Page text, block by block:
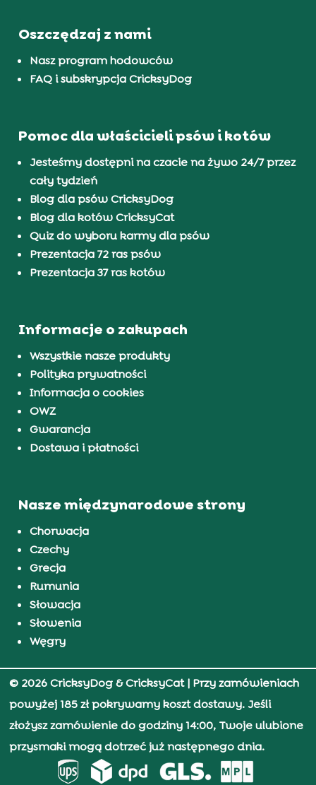
Oszczędzaj z nami
Nasz program hodowców
FAQ i subskrypcja CricksyDog
Pomoc dla właścicieli psów i kotów
Jesteśmy dostępni na czacie na żywo 24/7 przez
cały tydzień
Blog dla psów CricksyDog
Blog dla kotów CricksyCat
Quiz do wyboru karmy dla psów
Prezentacja 72 ras psów
Prezentacja 37 ras kotów
Informacje o zakupach
Wszystkie nasze produkty
Polityka prywatności
Informacja o cookies
OWZ
Gwarancja
Dostawa i płatności
Nasze międzynarodowe strony
Chorwacja
Czechy
Grecja
Rumunia
Słowacja
Słowenia
Węgry
© 2026 CricksyDog & CricksyCat| Przy zamówieniach
powyżej 185 zł pokrywamy koszt dostawy. Jeśli
złożysz zamówienie do godziny 14:00, Twoje ulubione
przysmaki mogą dotrzeć już następnego dnia.